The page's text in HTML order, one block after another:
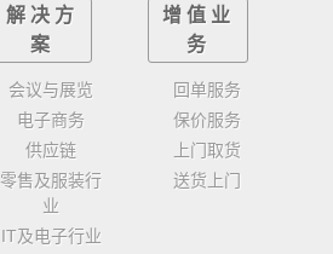
解决方
案
会议与展览
电子商务
供应链
零售及服装行
业
IT及电子行业
增值业
务
回单服务
保价服务
上门取货
送货上门